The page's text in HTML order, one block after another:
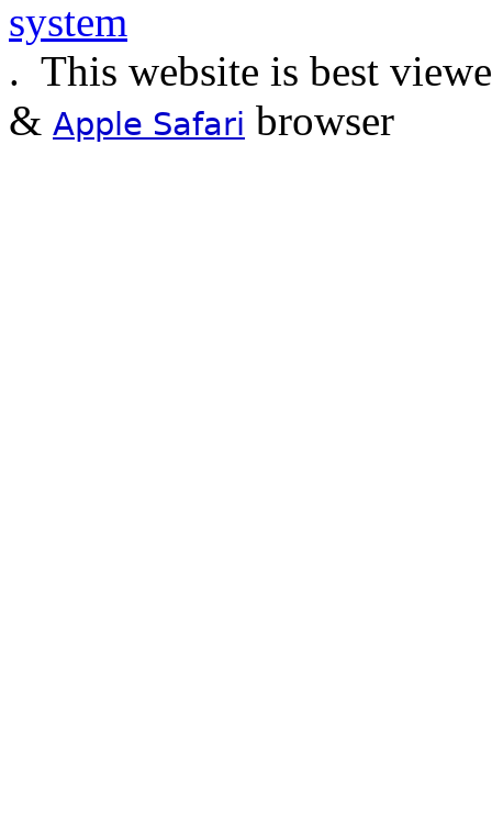
. This website is best
& Apple Safari browser